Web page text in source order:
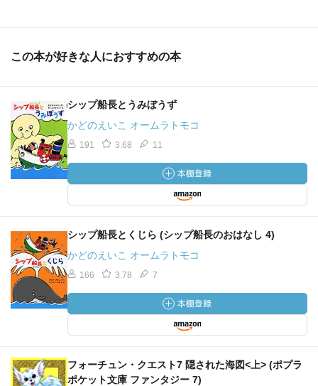
この本が好きな人におすすめの本
シップ船長とうみぼうず
かどのえいこ オームラトモコ
191 3.68 11
シップ船長とくじら (シップ船長のおはなし 4)
かどのえいこ オームラトモコ
166 3.78 7
フォーチュン・クエスト7 隠された海図<上> (ポプラ
ポケット文庫 ファンタジー 7)